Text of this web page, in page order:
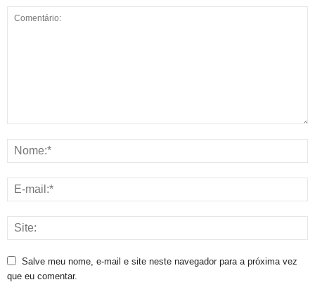
Salve meu nome, e-mail e site neste navegador para a próxima vez
que eu comentar.